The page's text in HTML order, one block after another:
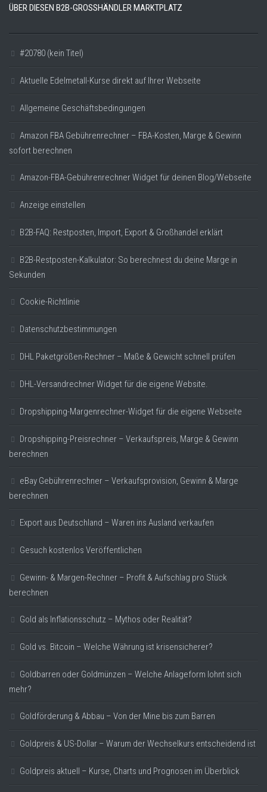
ÜBER DIESEN B2B-GROSSHÄNDLER MARKTPLATZ
#20780 (kein Titel)
Aktuelle Edelmetall-Kurse direkt auf Ihrer Webseite
Allgemeine Geschäftsbedingungen
Amazon FBA Gebührenrechner – FBA-Kosten, Marge & Gewinn
sofort berechnen
Amazon-FBA-Gebührenrechner Widget für deinen Blog/Webseite
Anzeige einstellen
B2B-FAQ: Restposten, Import, Export & Großhandel erklärt
B2B-Restposten-Kalkulator: So berechnest du deine Marge in
Sekunden
Cookie-Richtlinie
Datenschutzbestimmungen
DHL Paketgrößen-Rechner – Maße & Gewicht schnell prüfen
DHL-Versandrechner Widget für die eigene Website.
Dropshipping-Margenrechner-Widget für die eigene Webseite
Dropshipping-Preisrechner – Verkaufspreis, Marge & Gewinn
berechnen
eBay Gebührenrechner – Verkaufsprovision, Gewinn & Marge
berechnen
Export aus Deutschland – Waren ins Ausland verkaufen
Gesuch kostenlos Veröffentlichen
Gewinn- & Margen-Rechner – Profit & Aufschlag pro Stück
berechnen
Gold als Inflationsschutz – Mythos oder Realität?
Gold vs. Bitcoin – Welche Währung ist krisensicherer?
Goldbarren oder Goldmünzen – Welche Anlageform lohnt sich
mehr?
Goldförderung & Abbau – Von der Mine bis zum Barren
Goldpreis & US-Dollar – Warum der Wechselkurs entscheidend ist
Goldpreis aktuell – Kurse, Charts und Prognosen im Überblick